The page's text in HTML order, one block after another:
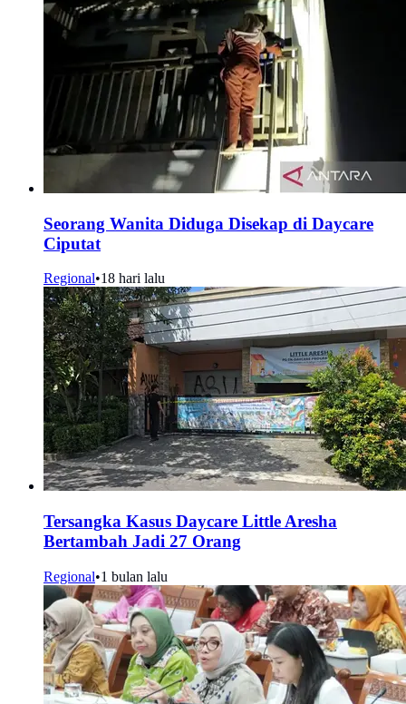
Seorang Wanita Diduga Disekap di Daycare
Ciputat
Regional•18 hari lalu
Tersangka Kasus Daycare Little Aresha
Bertambah Jadi 27 Orang
Regional•1 bulan lalu